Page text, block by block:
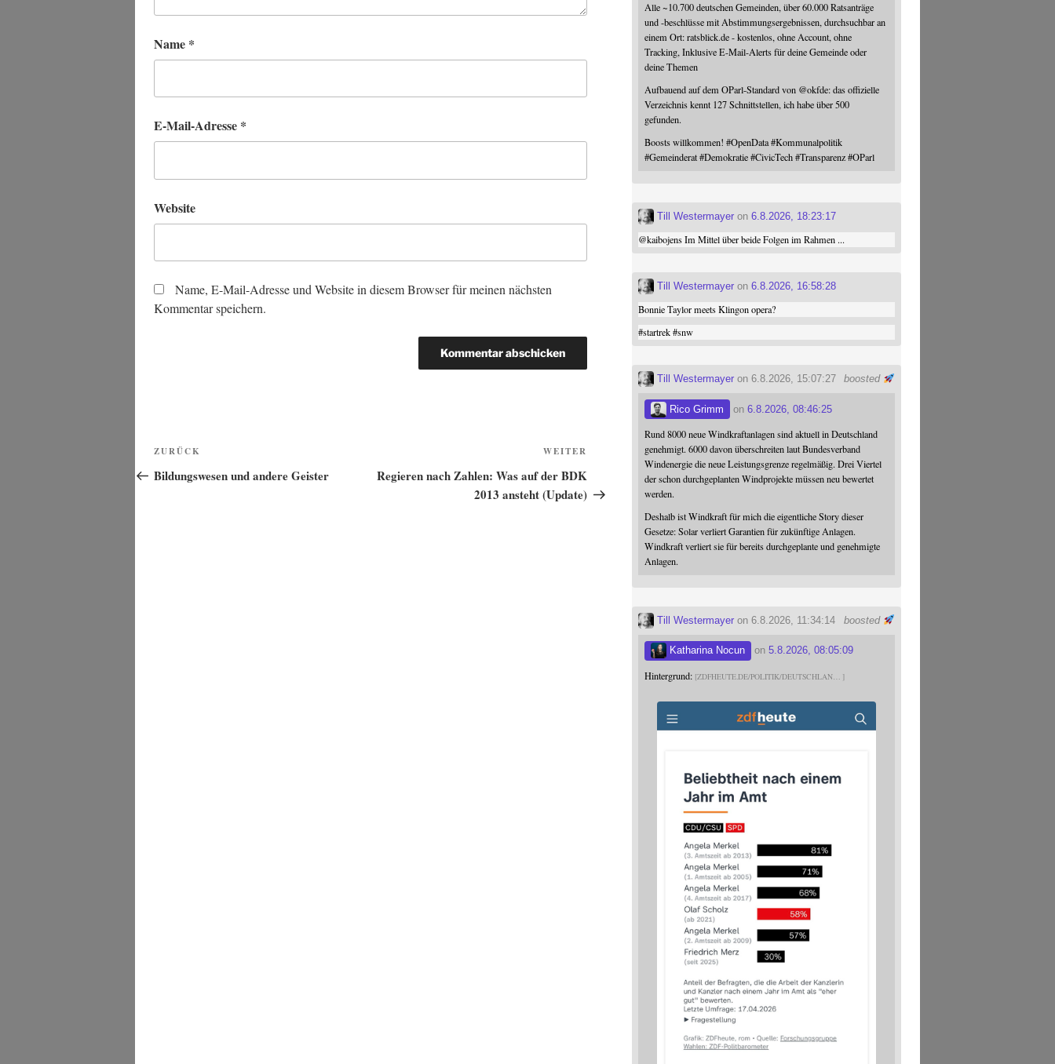
Name *
E-Mail-Adresse *
Website
Name, E-Mail-Adresse und Website in diesem Browser für meinen nächsten
Kommentar speichern.
Beitragsnavigation
Vorheriger
Beitrag
ZURÜCK
Bildungswesen und andere Geister
WEITER
Regieren nach Zahlen: Was auf der BDK
2013 ansteht (Update)
Alle ~10.700 deutschen Gemeinden, über 60.000 Ratsanträge
und -beschlüsse mit Abstimmungsergebnissen, durchsuchbar an
einem Ort: ratsblick.de - kostenlos, ohne Account, ohne
Tracking, Inklusive E-Mail-Alerts für deine Gemeinde oder
deine Themen
Aufbauend auf dem OParl-Standard von @okfde: das offizielle
Verzeichnis kennt 127 Schnittstellen, ich habe über 500
gefunden.
Boosts willkommen!#OpenData #Kommunalpolitik
#Gemeinderat #Demokratie #CivicTech #Transparenz #OParl
Till Westermayer on6.8.2026, 18:23:17
@kaibojensIm Mittel über beide Folgen im Rahmen ...
Till Westermayer on6.8.2026, 16:58:28
Bonnie Taylor meets Klingon opera?
#startrek #snw
boosted
Till Westermayer on 6.8.2026, 15:07:27
Rico Grimm on6.8.2026, 08:46:25
Rund 8000 neue Windkraftanlagen sind aktuell in Deutschland
genehmigt. 6000 davon überschreiten laut Bundesverband
Windenergie die neue Leistungsgrenze regelmäßig. Drei Viertel
der schon durchgeplanten Windprojekte müssen neu bewertet
werden.
Deshalb ist Windkraft für mich die eigentliche Story dieser
Gesetze: Solar verliert Garantien für zukünftige Anlagen.
Windkraft verliert sie für bereits durchgeplante und genehmigte
Anlagen.
boosted
Till Westermayer on 6.8.2026, 11:34:14
Katharina Nocun on5.8.2026, 08:05:09
Hintergrund: ZDFHEUTE.DE/POLITIK/DEUTSCHLAN